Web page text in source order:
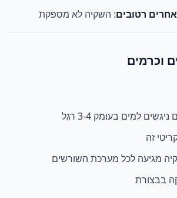
רטובים: השקיה לא מספקת
וכרמים
למים בעומק 3-4 רגל
מגיעה לכל מערכת השורשים
בבצורת